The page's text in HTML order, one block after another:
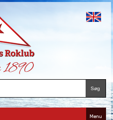
Menu